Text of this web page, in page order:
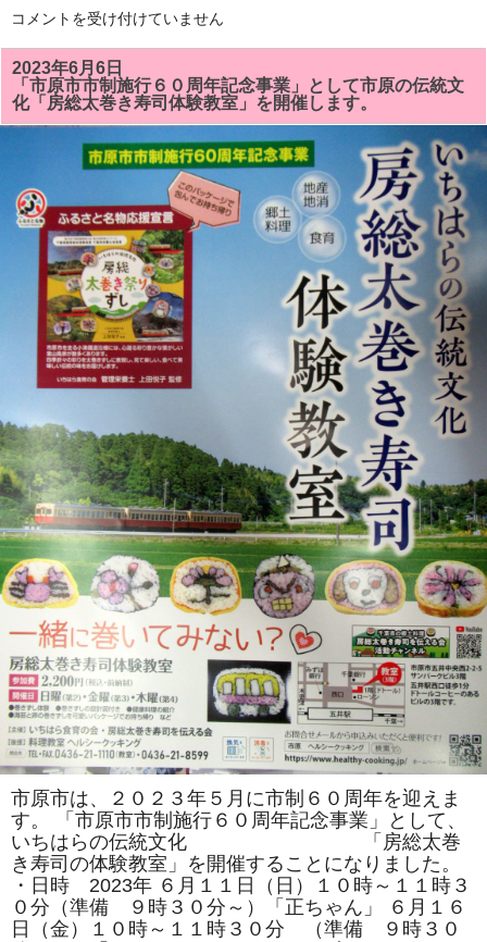
「市
市
市
制
施
行
６
記
念
事
室」
に
静
岡
県
沼
津
市、
市
川
市、
袖
ケ
市、
木
更
津
市、
君
津
市、
夷
隅
郡
御
宿
町、
市
原
市
よ
り
ご
コメントを受け付けていません
2023年6月6日
「市原市市制施行６０周年記念事業」として市原の伝統文
化「房総太巻き寿司体験教室」を開催します。
市原市は、２０２３年５月に市制６０周年を迎えま
す。 「市原市市制施行６０周年記念事業」として、
いちはらの伝統文化 「房総太巻
き寿司の体験教室」を開催することになりました。
・日時 2023年 ６月１１日（日）１０時～１１時３
０分（準備 ９時３０分～）「正ちゃん」 ６月１６
日（金）１０時～１１時３０分 （準備 ９時３０